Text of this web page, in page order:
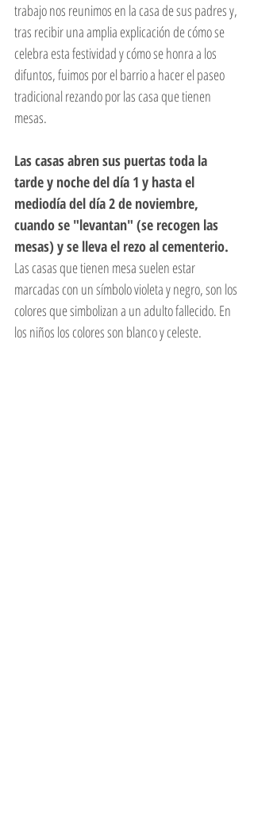
trabajo nos reunimos en la casa de sus padres y,
tras recibir una amplia explicación de cómo se
celebra esta festividad y cómo se honra a los
difuntos, fuimos por el barrio a hacer el paseo
tradicional rezando por las casa que tienen
mesas.
Las casas abren sus puertas toda la
tarde y noche del día 1 y hasta el
mediodía del día 2 de noviembre,
cuando se "levantan" (se recogen las
mesas) y se lleva el rezo al cementerio.
Las casas que tienen mesa suelen estar
marcadas con un símbolo violeta y negro, son los
colores que simbolizan a un adulto fallecido. En
los niños los colores son blanco y celeste.